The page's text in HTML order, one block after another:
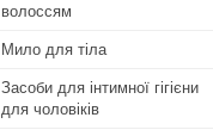
волоссям
Мило для тіла
Засоби для інтимної гігієни
для чоловіків